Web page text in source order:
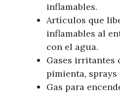
inflamables.
Artículos que
inflamables al
con el agua.
Gases irritantes
pimienta, sprays
Gas para